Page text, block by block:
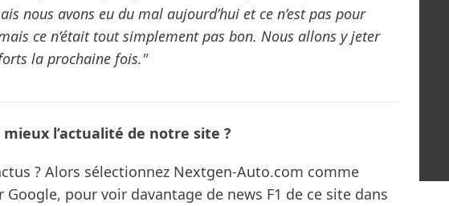
nous avons eu du mal aujourd’hui et ce n’est pas pour
ce n’était tout simplement pas bon. Nous allons y jeter
la prochaine fois."
l’actualité de notre site ?
? Alors sélectionnez Nextgen-Auto.com comme
pour voir davantage de news F1 de ce site dans